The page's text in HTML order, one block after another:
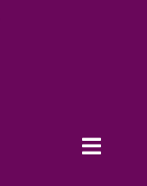
Toggle